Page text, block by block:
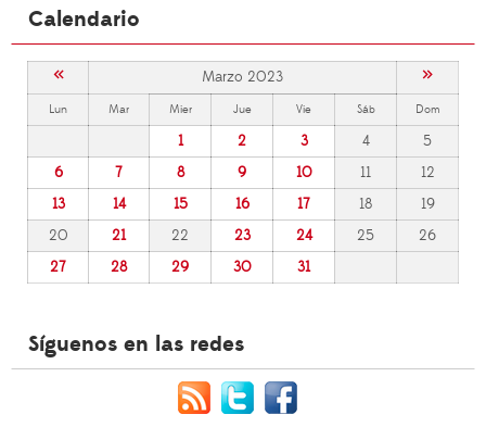
Calendario
« Marzo 2023 »
Lun Mar Mier Jue Vie Sáb Dom
1 2 3 4
5
6
7 8 9 10 11
12
13
14 15 16 17 18
19
20
21 22 23 24 25
26
27
28 29 30 31
Síguenos en las redes